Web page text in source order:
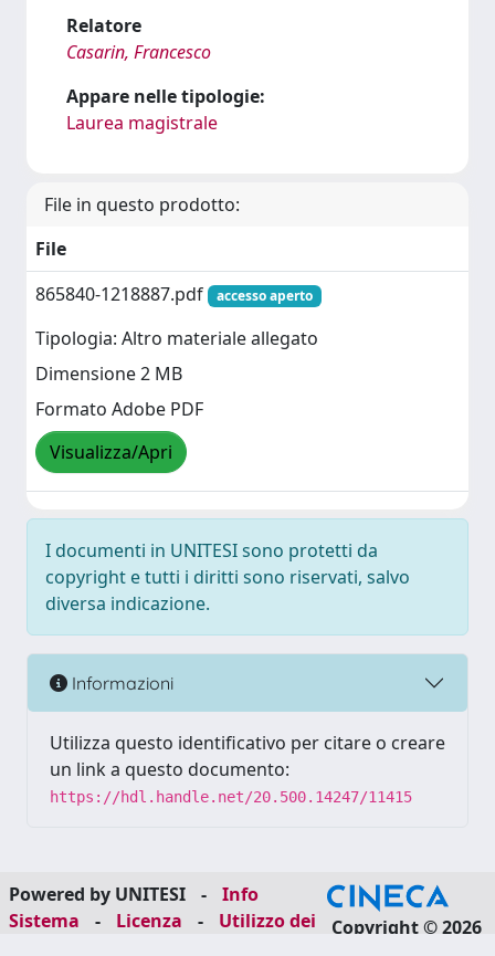
Relatore
Casarin, Francesco
Appare nelle tipologie:
Laurea magistrale
File in questo prodotto:
File
865840-1218887.pdf
accesso aperto
Tipologia: Altro materiale allegato
Dimensione 2 MB
Formato Adobe PDF
Visualizza/Apri
I documenti in UNITESI sono protetti da
copyright e tutti i diritti sono riservati, salvo
diversa indicazione.
Informazioni
Utilizza questo identificativo per citare o creare
un link a questo documento:
https://hdl.handle.net/20.500.14247/11415
Powered by UNITESI -
Info
Sistema
- Licenza -
Utilizzo dei
Copyright © 2026